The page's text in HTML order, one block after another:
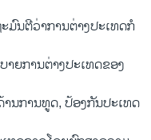
ມົນຕີວ່າການຕ່າງປະເທດກໍ
ຍການຕ່າງປະເທດຂອງ
ນການທູດ, ປ້ອງກັນປະເທດ